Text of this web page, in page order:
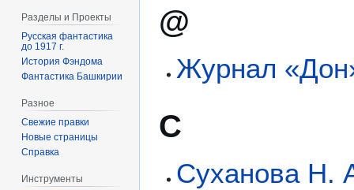
@
Журнал
С
Суханова Н.
Разделы и Проекты
Русская фантастика
до 1917 г.
История Фэндома
Фантастика Башкирии
Разное
Свежие правки
Новые страницы
Справка
Инструменты